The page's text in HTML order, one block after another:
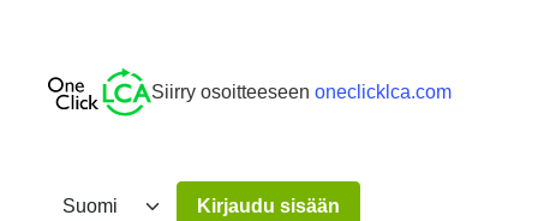
Siirry osoitteeseen oneclicklca.com
Kirjaudu sisään